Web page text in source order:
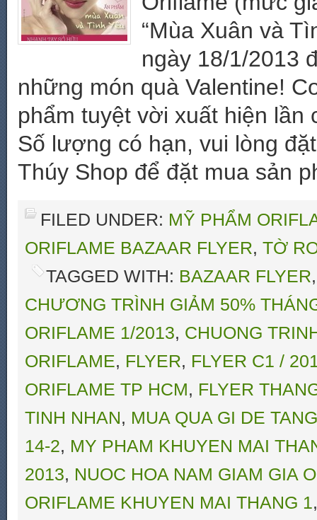
“Mùa Xuân và
ngày 18/1/2013
những món quà Valentine!
phẩm tuyệt vời xuất hiện lần
Số lượng có hạn, vui lòng
Thúy Shop để đặt mua sản
FILED UNDER: MỸ PHẨM
ORIFLAME BAZAAR FLYER, TỜ
TAGGED WITH: BAZAAR FLYER
CHƯƠNG TRÌNH GIẢM 50%
ORIFLAME 1/2013, CHUONG
ORIFLAME, FLYER, FLYER C1 /
ORIFLAME TP HCM, FLYER
TINH NHAN, MUA QUA GI DE
14-2, MY PHAM KHUYEN MAI
2013, NUOC HOA NAM GIAM GIA
ORIFLAME KHUYEN MAI THANG 1